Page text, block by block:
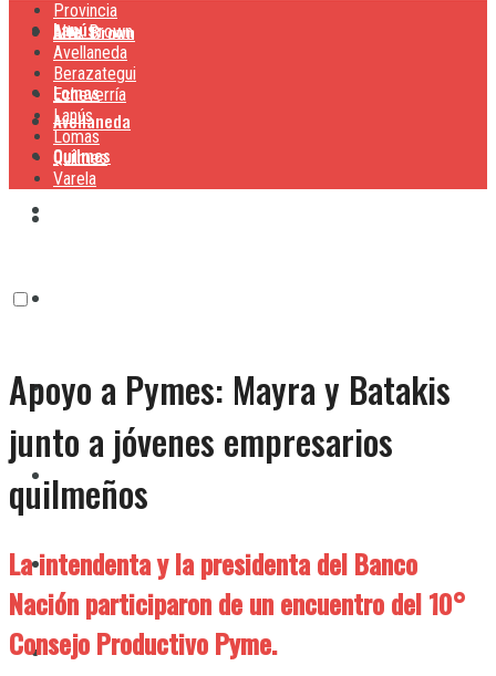
Lanús
Lomas
Quilmes
Alte. Brown
Avellaneda
Lanús
Lomas
Quilmes
Varela
Provincia
Alte. Brown
Avellaneda
Berazategui
Echeverría
Lanús
Lomas
Quilmes
Varela
Apoyo a Pymes: Mayra y Batakis
junto a jóvenes empresarios
quilmeños
La intendenta y la presidenta del Banco
Nación participaron de un encuentro del 10°
Consejo Productivo Pyme.